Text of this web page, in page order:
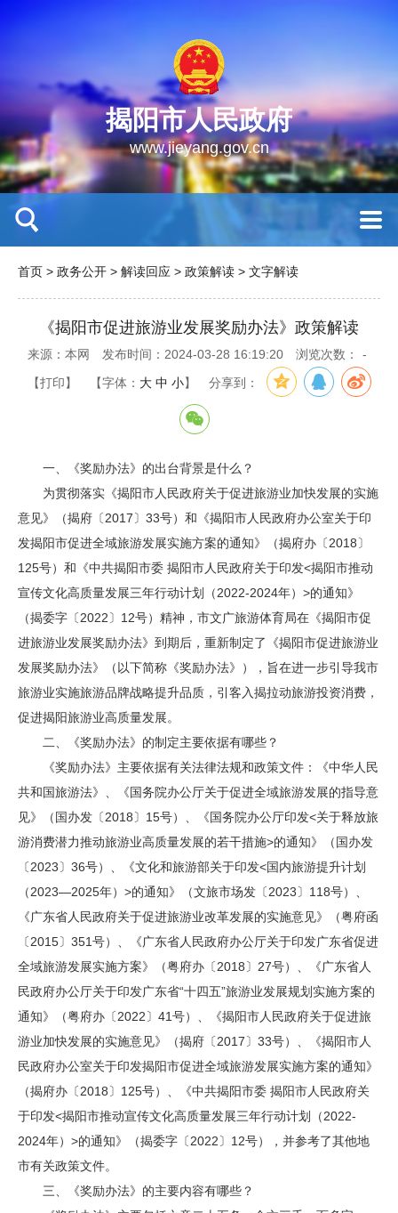
揭阳市人民政府
www.jieyang.gov.cn
首页 > 政务公开 > 解读回应 > 政策解读 > 文字解读
《揭阳市促进旅游业发展奖励办法》政策解读
来源：本网 发布时间：2024-03-28 16:19:20 浏览次数： -
【打印】 【字体： 大 中 小】 分享到：
一、《奖励办法》的出台背景是什么？
为贯彻落实《揭阳市人民政府关于促进旅游业加快发展的实施
意见》（揭府〔2017〕33号）和《揭阳市人民政府办公室关于印
发揭阳市促进全域旅游发展实施方案的通知》（揭府办〔2018〕
125号）和《中共揭阳市委 揭阳市人民政府关于印发<揭阳市推动
宣传文化高质量发展三年行动计划（2022-2024年）>的通知》
（揭委字〔2022〕12号）精神，市文广旅游体育局在《揭阳市促
进旅游业发展奖励办法》到期后，重新制定了《揭阳市促进旅游业
发展奖励办法》（以下简称《奖励办法》），旨在进一步引导我市
旅游业实施旅游品牌战略提升品质，引客入揭拉动旅游投资消费，
促进揭阳旅游业高质量发展。
二、《奖励办法》的制定主要依据有哪些？
《奖励办法》主要依据有关法律法规和政策文件：《中华人民
共和国旅游法》、《国务院办公厅关于促进全域旅游发展的指导意
见》（国办发〔2018〕15号）、《国务院办公厅印发<关于释放旅
游消费潜力推动旅游业高质量发展的若干措施>的通知》（国办发
〔2023〕36号）、《文化和旅游部关于印发<国内旅游提升计划
（2023—2025年）>的通知》（文旅市场发〔2023〕118号）、
《广东省人民政府关于促进旅游业改革发展的实施意见》（粤府函
〔2015〕351号）、《广东省人民政府办公厅关于印发广东省促进
全域旅游发展实施方案》（粤府办〔2018〕27号）、《广东省人
民政府办公厅关于印发广东省“十四五”旅游业发展规划实施方案的
通知》（粤府办〔2022〕41号）、《揭阳市人民政府关于促进旅
游业加快发展的实施意见》（揭府〔2017〕33号）、《揭阳市人
民政府办公室关于印发揭阳市促进全域旅游发展实施方案的通知》
（揭府办〔2018〕125号）、《中共揭阳市委 揭阳市人民政府关
于印发<揭阳市推动宣传文化高质量发展三年行动计划（2022-
2024年）>的通知》（揭委字〔2022〕12号），并参考了其他地
市有关政策文件。
三、《奖励办法》的主要内容有哪些？